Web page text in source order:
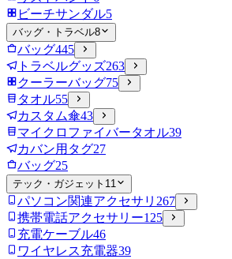
ビーチサンダル5
バッグ・トラベル8
バッグ445
トラベルグッズ263
クーラーバッグ75
タオル55
カスタム傘43
マイクロファイバータオル39
カバン用タグ27
バッグ25
テック・ガジェット 11
パソコン関連アクセサリ 267
携帯電話アクセサリー125
充電ケーブル46
ワイヤレス充電器39